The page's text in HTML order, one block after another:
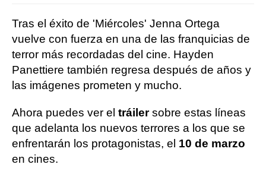
Tras el éxito de 'Miércoles' Jenna Ortega
vuelve con fuerza en una de las franquicias de
terror más recordadas del cine. Hayden
Panettiere también regresa después de años y
las imágenes prometen y mucho.
Ahora puedes ver el tráilersobre estas líneas
que adelanta los nuevos terrores a los que se
enfrentarán los protagonistas, el 10 de marzo
en cines.